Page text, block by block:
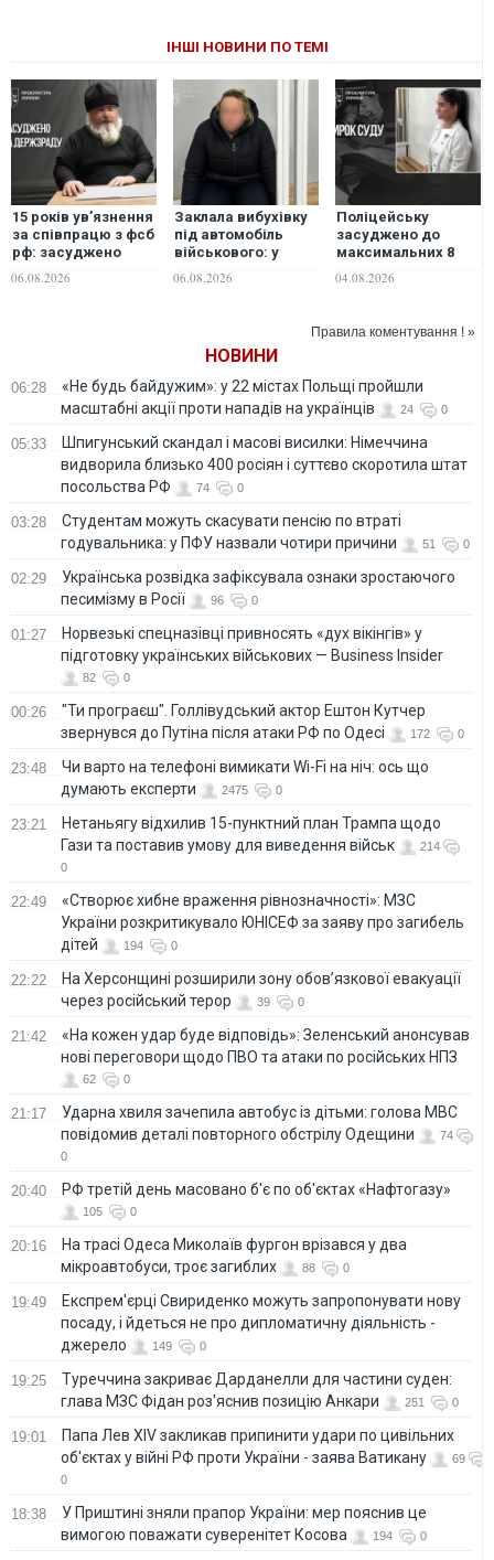
ІНШІ НОВИНИ ПО ТЕМІ
15 років ув’язнення
за співпрацю з фсб
рф: засуджено
священнослужителя
УПЦ (МП)
06.08.2026
Заклала вибухівку
під автомобіль
військового: у
Києві жінку
засуджено до 9
06.08.2026
Поліцейську
засуджено до
максимальних 8
років ув’язнення за
ДТП у Прилуках, у
04.08.2026
Правила коментування ! »
НОВИНИ
06:28
«Не будь байдужим»: у 22 містах Польщі пройшли
масштабні акції проти нападів на українців
24 0
05:33
Шпигунський скандал і масові висилки: Німеччина
видворила близько 400 росіян і суттєво скоротила штат
посольства РФ
74 0
03:28
Студентам можуть скасувати пенсію по втраті
годувальника: у ПФУ назвали чотири причини
51 0
02:29
Українська розвідка зафіксувала ознаки зростаючого
песимізму в Росії
96 0
01:27
Норвезькі спецназівці привносять «дух вікінгів» у
підготовку українських військових — Business Insider
82 0
00:26
"Ти програєш". Голлівудський актор Ештон Кутчер
звернувся до Путіна після атаки РФ по Одесі
172 0
23:48
Чи варто на телефонi вимикати Wi-Fi на ніч: ось що
думають експерти
2475 0
23:21
Нетаньягу відхилив 15-пунктний план Трампа щодо
Гази та поставив умову для виведення військ
214
0
22:49
«Створює хибне враження рівнозначності»: МЗС
України розкритикувало ЮНІСЕФ за заяву про загибель
дітей
194 0
22:22
На Херсонщині розширили зону обов’язкової евакуації
через російський терор
39 0
21:42
«На кожен удар буде відповідь»: Зеленський анонсував
нові переговори щодо ПВО та атаки по російських НПЗ
62 0
21:17
Ударна хвиля зачепила автобус із дітьми: голова МВС
повідомив деталі повторного обстрілу Одещини
74
0
20:40 РФ третій день масовано б'є по об'єктах «Нафтогазу»
105 0
20:16
На трасі Одеса Миколаїв фургон врізався у два
мікроавтобуси, троє загиблих
88 0
19:49
Експрем'єрці Свириденко можуть запропонувати нову
посаду, і йдеться не про дипломатичну діяльність -
джерело
149 0
19:25
Туреччина закриває Дарданелли для частини суден:
глава МЗС Фідан роз'яснив позицію Анкари
251 0
19:01
Папа Лев XIV закликав припинити удари по цивільних
об'єктах у війні РФ проти України - заява Ватикану
69
0
18:38
У Приштині зняли прапор України: мер пояснив це
вимогою поважати суверенітет Косова
194 0